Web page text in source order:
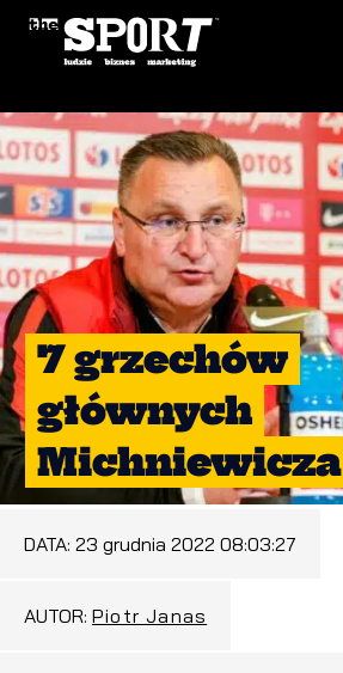
7 grzechów
głównych
Michniewicza
DATA: 23 grudnia 2022 08:03:27
AUTOR: Piotr Janas